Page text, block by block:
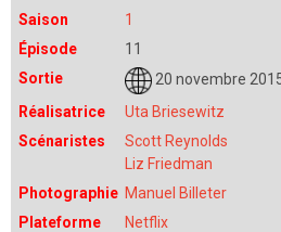
Saison
1
Épisode
11
Sortie
20 novembre
Réalisatrice
Uta Briesewitz
Scénaristes
Scott Reynolds
Liz Friedman
Photographie Manuel Billeter
Plateforme
Netflix